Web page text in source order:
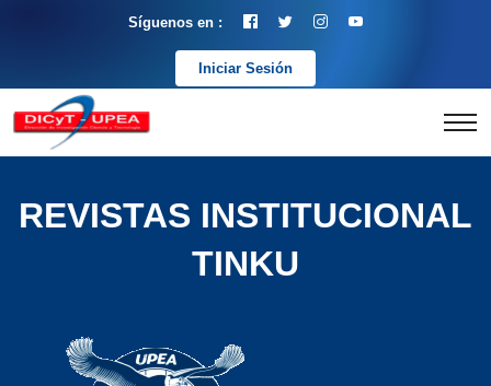
Síguenos en :
Iniciar Sesión
REVISTAS INSTITUCIONAL
TINKU